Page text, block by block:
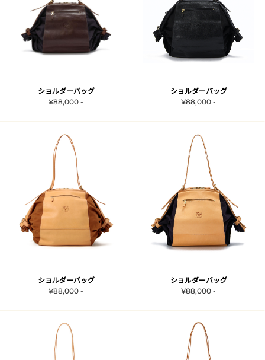
ショルダーバッグ
¥88,000 -
ショルダーバッグ
¥88,000 -
ショルダーバッグ
¥88,000 -
ショルダーバッグ
¥88,000 -